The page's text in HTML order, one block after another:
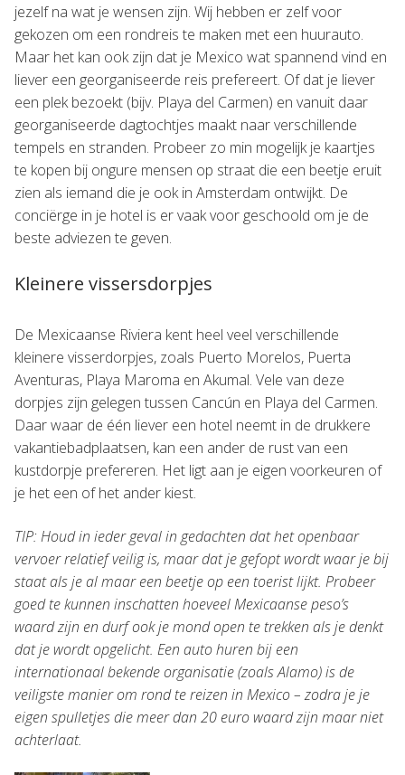
jezelf na wat je wensen zijn. Wij hebben er zelf voor
gekozen om een rondreis te maken met een huurauto.
Maar het kan ook zijn dat je Mexico wat spannend vind en
liever een georganiseerde reis prefereert. Of dat je liever
een plek bezoekt (bijv. Playa del Carmen) en vanuit daar
georganiseerde dagtochtjes maakt naar verschillende
tempels en stranden. Probeer zo min mogelijk je kaartjes
te kopen bij ongure mensen op straat die een beetje eruit
zien als iemand die je ook in Amsterdam ontwijkt. De
conciërge in je hotel is er vaak voor geschoold om je de
beste adviezen te geven.
Kleinere vissersdorpjes
De Mexicaanse Riviera kent heel veel verschillende
kleinere visserdorpjes, zoals Puerto Morelos, Puerta
Aventuras, Playa Maroma en Akumal. Vele van deze
dorpjes zijn gelegen tussen Cancún en Playa del Carmen.
Daar waar de één liever een hotel neemt in de drukkere
vakantiebadplaatsen, kan een ander de rust van een
kustdorpje prefereren. Het ligt aan je eigen voorkeuren of
je het een of het ander kiest.
TIP: Houd in ieder geval in gedachten dat het openbaar
vervoer relatief veilig is, maar dat je gefopt wordt waar je bij
staat als je al maar een beetje op een toerist lijkt. Probeer
goed te kunnen inschatten hoeveel Mexicaanse peso’s
waard zijn en durf ook je mond open te trekken als je denkt
dat je wordt opgelicht. Een auto huren bij een
internationaal bekende organisatie (zoals Alamo) is de
veiligste manier om rond te reizen in Mexico – zodra je je
eigen spulletjes die meer dan 20 euro waard zijn maar niet
achterlaat.